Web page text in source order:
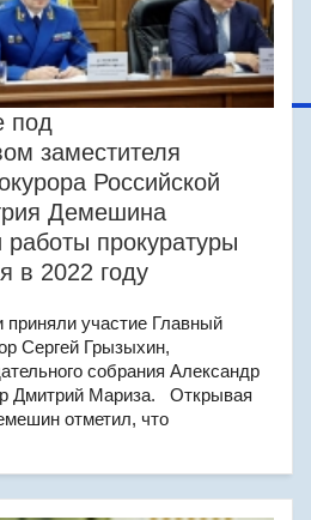
под
заместителя
Российской
Демешина
прокуратуры
в 2022 году
приняли участие Главный
Сергей Грызыхин,
собрания Александр
Дмитрий Мариза. Открывая
отметил, что